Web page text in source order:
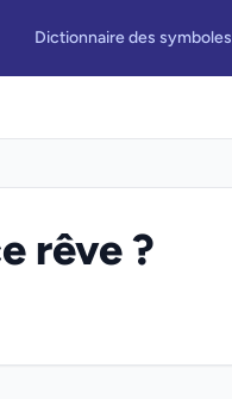
Dictionnaire des symboles
rêve ?